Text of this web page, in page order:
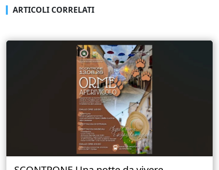
ARTICOLI CORRELATI